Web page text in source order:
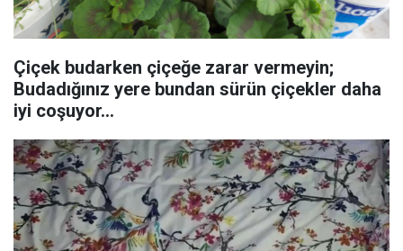
Çiçek budarken çiçeğe zarar vermeyin;
Budadığınız yere bundan sürün çiçekler daha
iyi coşuyor...